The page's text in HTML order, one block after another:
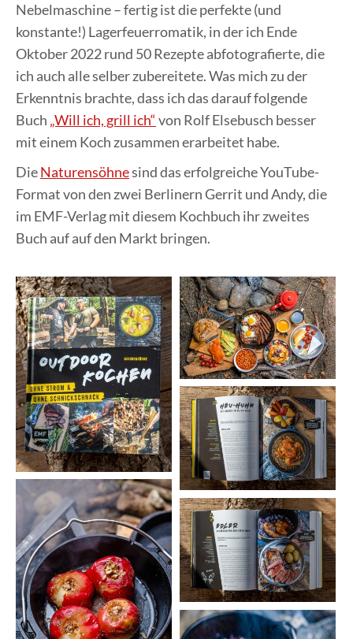
Nebelmaschine – fertig ist die perfekte (und
konstante!) Lagerfeuerromatik, in der ich Ende
Oktober 2022 rund 50 Rezepte abfotografierte, die
ich auch alle selber zubereitete. Was mich zu der
Erkenntnis brachte, dass ich das darauf folgende
Buch „Will ich, grill ich“von Rolf Elsebusch besser
mit einem Koch zusammen erarbeitet habe.
DieNaturensöhnesind das erfolgreiche YouTube-
Format von den zwei Berlinern Gerrit und Andy, die
im EMF-Verlag mit diesem Kochbuch ihr zweites
Buch auf auf den Markt bringen.